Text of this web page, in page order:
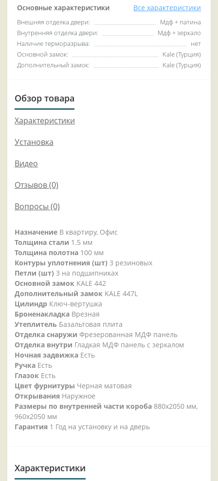
Основные характеристики Все характеристики
Внешняя отделка двери:
Мдф + патина
Внутренняя отделка двери:
Мдф + зеркало
Наличие терморазрыва:
нет
Основной замок:
Kale (Турция)
Дополнительный замок:
Kale (Турция)
Обзор товара
Характеристики
Установка
Видео
Отзывов (0)
Вопросы (0)
Назначение В квартиру, Офис
Толщина стали 1.5 мм
Толщина полотна 100 мм
Контуры уплотнения (шт) 3 резиновых
Петли (шт) 3 на подшипниках
Основной замок KALE 442
Дополнительный замок KALE 447L
Цилиндр Ключ-вертушка
Броненакладка Врезная
Утеплитель Базальтовая плита
Отделка снаружи Фрезерованная МДФ панель
Отделка внутри Гладкая МДФ панель с зеркалом
Ночная задвижка Есть
Ручка Есть
Глазок Есть
Цвет фурнитуры Черная матовая
Открывания Наружное
Размеры по внутренней части короба 880х2050 мм,
960х2050 мм
Гарантия 1 Год на установку и на дверь
Характеристики